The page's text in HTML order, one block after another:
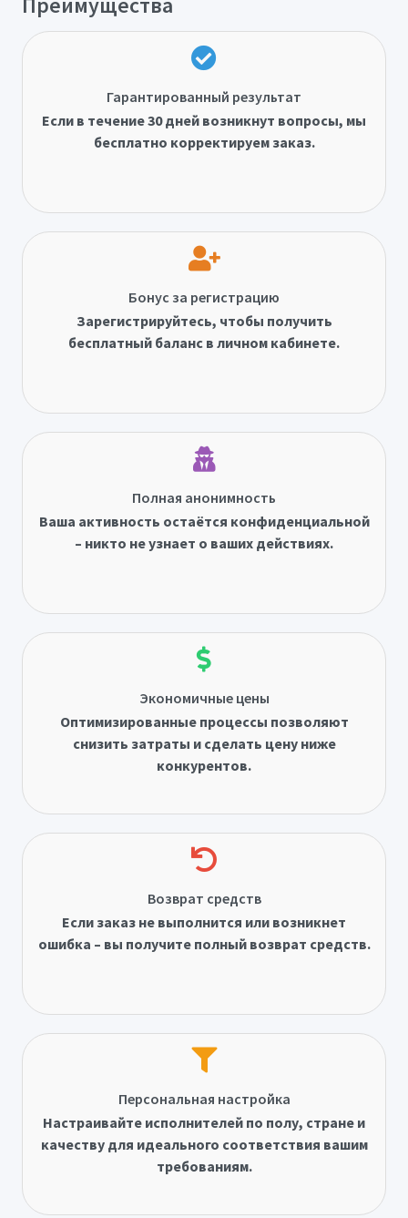
Гарантированный результат
Если в течение 30 дней возникнут вопросы, мы
бесплатно корректируем заказ.
Бонус за регистрацию
Зарегистрируйтесь, чтобы получить
бесплатный баланс в личном кабинете.
Полная анонимность
Ваша активность остаётся конфиденциальной
– никто не узнает о ваших действиях.
Экономичные цены
Оптимизированные процессы позволяют
снизить затраты и сделать цену ниже
конкурентов.
Возврат средств
Если заказ не выполнится или возникнет
ошибка – вы получите полный возврат средств.
Персональная настройка
Настраивайте исполнителей по полу, стране и
качеству для идеального соответствия вашим
требованиям.